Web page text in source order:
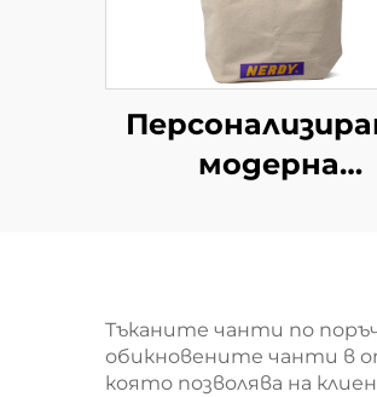
модерна
цветове за
стил
Тъканите чанти по
обикновените чанти в
която позволява на